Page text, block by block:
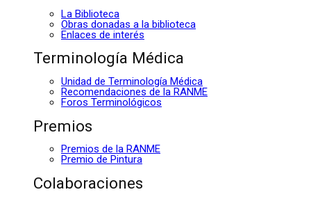
La Biblioteca
Obras donadas a la biblioteca
Enlaces de interés
Terminología Médica
Unidad de Terminología Médica
Recomendaciones de la RANME
Foros Terminológicos
Premios
Premios de la RANME
Premio de Pintura
Colaboraciones